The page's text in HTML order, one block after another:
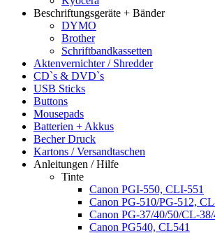
Beschriftungsgeräte + Bänder
DYMO
Brother
Schriftbandkassetten
Aktenvernichter / Shredder
CD`s & DVD`s
USB Sticks
Buttons
Mousepads
Batterien + Akkus
Becher Druck
Kartons / Versandtaschen
Anleitungen / Hilfe
Tinte
Canon PGI-550, CLI-551
Canon PG-510/PG-512,
Canon PG-37/40/50/CL-38/
Canon PG540, CL541